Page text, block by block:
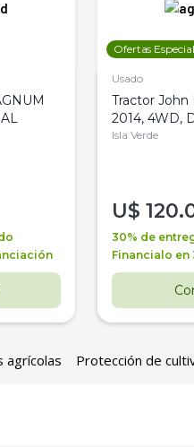
Ofertas
Usado
Tractor John
2014, 4WD,
Isla Verde
U$
30% de
Financialo en
agrícolas Protección de